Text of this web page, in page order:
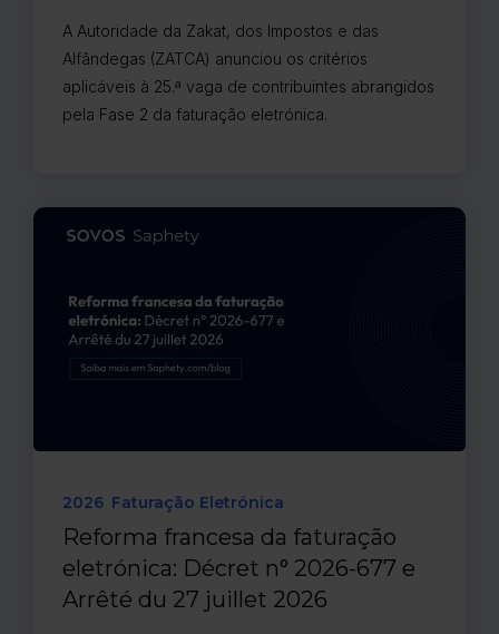
A Autoridade da Zakat, dos Impostos e das
Alfândegas (ZATCA) anunciou os critérios
aplicáveis à 25.ª vaga de contribuintes abrangidos
pela Fase 2 da faturação eletrónica.
2026 Faturação Eletrónica
Reforma francesa da faturação
eletrónica: Décret n° 2026-677 e
Arrêté du 27 juillet 2026